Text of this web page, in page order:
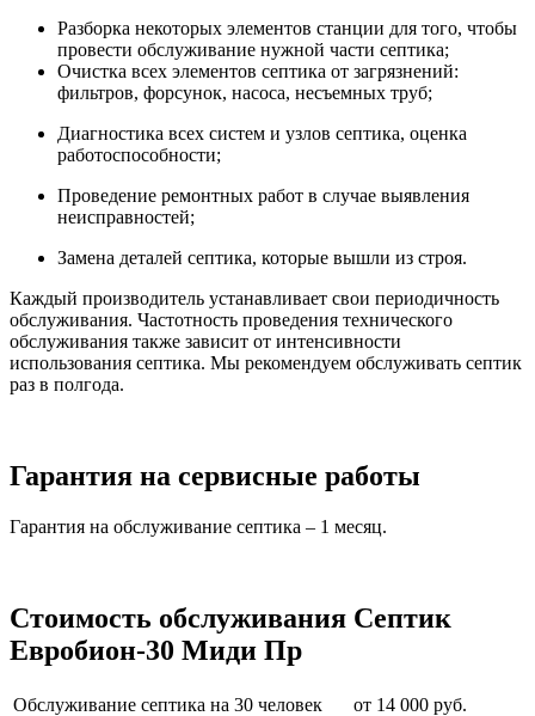
Разборка некоторых элементов станции для того, чтобы
провести обслуживание нужной части септика;
Очистка всех элементов септика от загрязнений:
фильтров, форсунок, насоса, несъемных труб;
Диагностика всех систем и узлов септика, оценка
работоспособности;
Проведение ремонтных работ в случае выявления
неисправностей;
Замена деталей септика, которые вышли из строя.
Каждый производитель устанавливает свои периодичность
обслуживания. Частотность проведения технического
обслуживания также зависит от интенсивности
использования септика. Мы рекомендуем обслуживать септик
раз в полгода.
Гарантия на сервисные работы
Гарантия на обслуживание септика – 1 месяц.
Стоимость обслуживания Септик
Евробион-30 Миди Пр
Обслуживание септика на 30 человек
от 14 000 руб.